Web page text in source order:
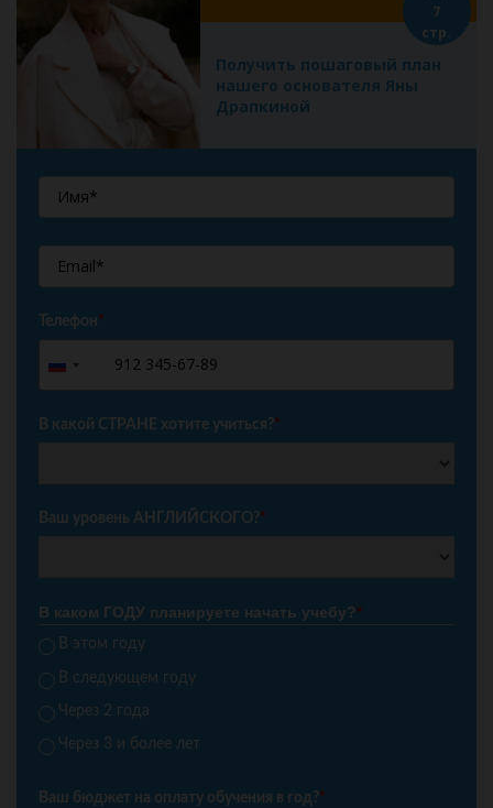
Получить пошаговый план
нашего основателя Яны
Драпкиной
7
стр.
Телефон*
Russia
+7
В какой СТРАНЕ хотите учиться?*
Ваш уровень АНГЛИЙСКОГО?*
В каком ГОДУ планируете начать учебу?*
В этом году
В следующем году
Через 2 года
Через 3 и более лет
Ваш бюджет на оплату обучения в год?*